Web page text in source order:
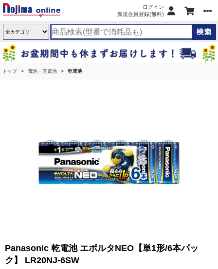
ログイン
新規会員登録(無料)
トップ 電池・充電池 乾電池
Panasonic 乾電池 エボルタNEO【単1形/6本パッ
ク】 LR20NJ-6SW